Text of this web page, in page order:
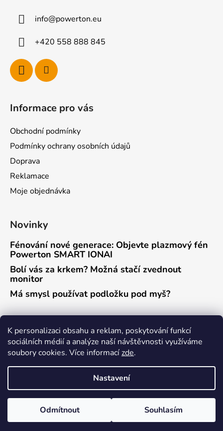
K personalizaci obsahu a reklam, poskytování funkcí
sociálních médií a analýze naší návštěvnosti využíváme
soubory cookies. Více informacízde.
Nastavení
Odmítnout Souhlasím
info@powerton.eu
+420 558 888 845
Informace pro vás
Obchodní podmínky
Podmínky ochrany osobních údajů
Doprava
Reklamace
Moje objednávka
Novinky
Fénování nové generace: Objevte plazmový fén
Powerton SMART IONAI
Bolí vás za krkem? Možná stačí zvednout
monitor
Má smysl používat podložku pod myš?
Přijímáme online platby
Vytvořil Shoptet
Copyright 2026
. Všechna práva
vyhrazena.Upravit nastavení cookies